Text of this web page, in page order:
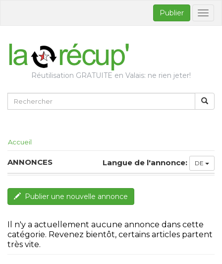
Publier
Réutilisation GRATUITE en Valais: ne rien jeter!
Accueil
ANNONCES Langue de l'annonce: DE
Publier une nouvelle annonce
Il n'y a actuellement aucune annonce dans cette
catégorie. Revenez bientôt, certains articles partent
très vite.